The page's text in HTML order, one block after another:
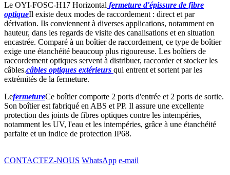
Le OYI-FOSC-H17 Horizontal fermeture d'épissure de fibre
optiqueIl existe deux modes de raccordement : direct et par
dérivation. Ils conviennent à diverses applications, notamment en
hauteur, dans les regards de visite des canalisations et en situation
encastrée. Comparé à un boîtier de raccordement, ce type de boîtier
exige une étanchéité beaucoup plus rigoureuse. Les boîtiers de
raccordement optiques servent à distribuer, raccorder et stocker les
câbles.câbles optiques extérieurs qui entrent et sortent par les
extrémités de la fermeture.
LefermetureCe boîtier comporte 2 ports d'entrée et 2 ports de sortie.
Son boîtier est fabriqué en ABS et PP. Il assure une excellente
protection des joints de fibres optiques contre les intempéries,
notamment les UV, l'eau et les intempéries, grâce à une étanchéité
parfaite et un indice de protection IP68.
CONTACTEZ-NOUS WhatsApp e-mail